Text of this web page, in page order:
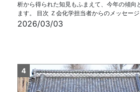
析から得られた知見もふまえて、今年の傾向
ます。 目次 Ｚ会化学担当者からのメッセー
2026/03/03